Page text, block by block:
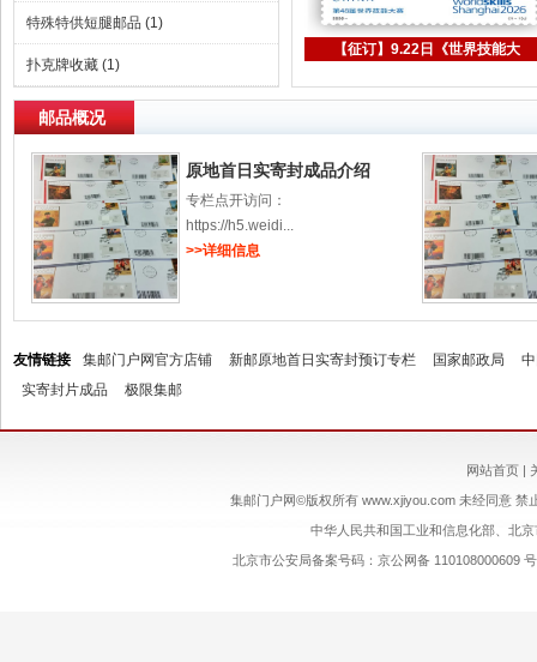
1
特殊特供短腿邮品 (1)
扑克牌收藏 (1)
【征订】9.22日《世界技能大
邮品概况
原地首日实寄封成品介绍
专栏点开访问：
https://h5.weidi...
>>详细信息
友情链接 集邮门户网官方店铺 新邮原地首日实寄封预订专栏 国家邮政局
实寄封片成品
极限集邮
网站首页|
集邮门户网©版权所有 www.xjiyou.com 未经同意 禁
中华人民共和国工业和信息化部、北
北京市公安局备案号码：京公网备 110108000609